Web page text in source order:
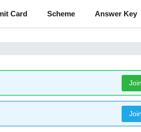
Card Scheme Answer Key